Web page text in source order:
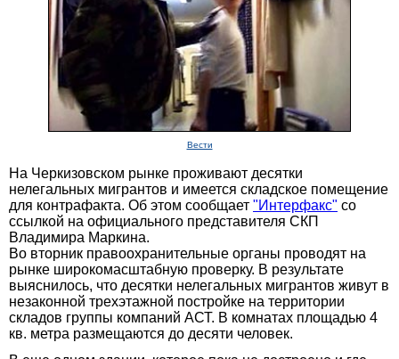
Вести
На Черкизовском рынке проживают десятки
нелегальных мигрантов и имеется складское помещение
для контрафакта. Об этом сообщает "Интерфакс" со
ссылкой на официального представителя СКП
Владимира Маркина.
Во вторник правоохранительные органы проводят на
рынке широкомасштабную проверку. В результате
выяснилось, что десятки нелегальных мигрантов живут в
незаконной трехэтажной постройке на территории
складов группы компаний АСТ. В комнатах площадью 4
кв. метра размещаются до десяти человек.